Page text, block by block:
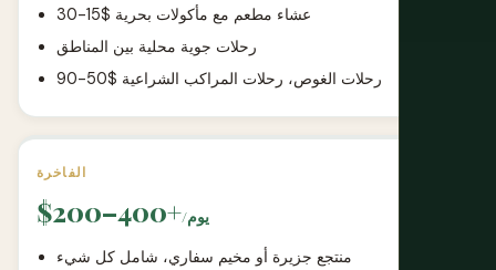
عشاء مطعم مع مأكولات بحرية $15-30
رحلات جوية محلية بين المناطق
رحلات الغوص، رحلات المراكب الشراعية $50-90
الفاخرة
$200–400+ /يوم
منتجع جزيرة أو مخيم سفاري، شامل كل شيء